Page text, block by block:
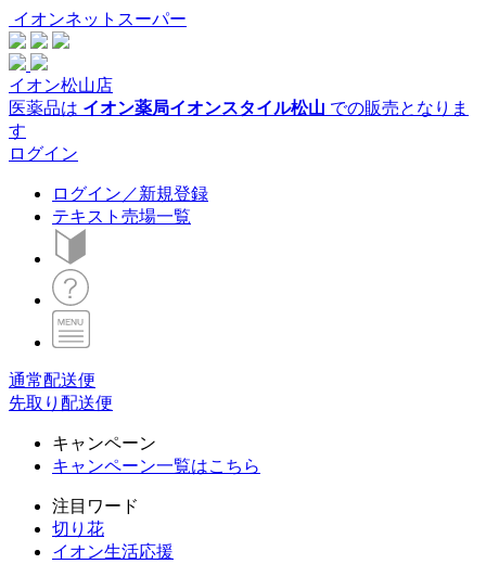
イオンネットスーパー
イオン松山店
医薬品は イオン薬局イオンスタイル松山 での販売となりま
す
ログイン
ログイン／新規登録
テキスト売場一覧
通常配送便
先取り配送便
キャンペーン
キャンペーン一覧はこちら
注目ワード
切り花
イオン生活応援